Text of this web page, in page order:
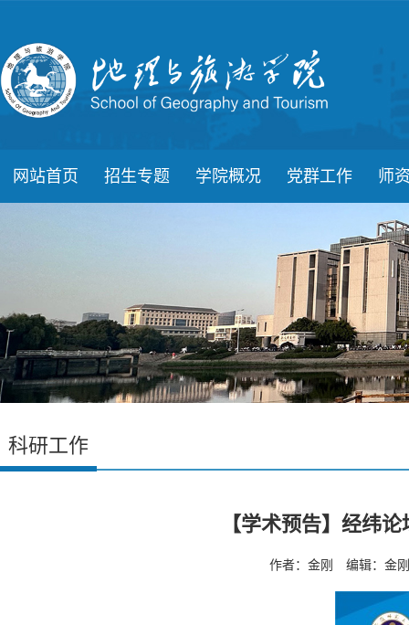
网站首页 招生专题 学院概况 党群工作 师
科研工作
【学术预告】经纬
作者：金刚 编辑：金